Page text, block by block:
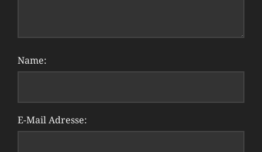
Name:
E-Mail Adresse: